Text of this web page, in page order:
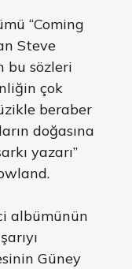
“Coming
Steve
bu sözleri
çok
beraber
doğasına
yazarı”
albümünün
Güney